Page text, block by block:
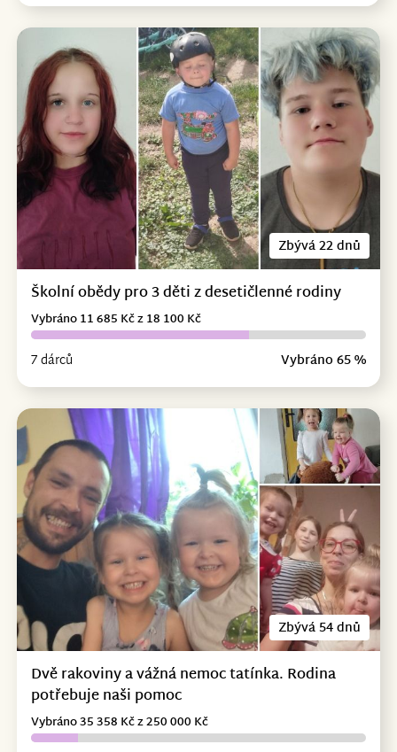
Zbývá 22 dnů
Školní obědy pro 3 děti z desetičlenné rodiny
7 dárců Vybráno 65 %
Vybráno 11 685 Kč z 18 100 Kč
Zbývá 54 dnů
Dvě rakoviny a vážná nemoc tatínka. Rodina
potřebuje naši pomoc
Vybráno 35 358 Kč z 250 000 Kč